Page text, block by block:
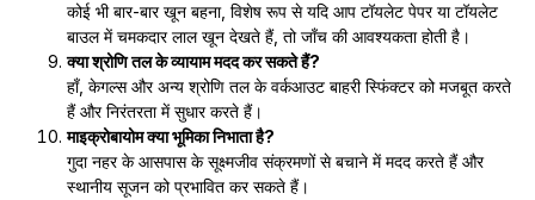
कोई भी बार-बार खून बहना, विशेष रूप से यदि आप टॉयलेट पेपर या टॉयलेट
बाउल में चमकदार लाल खून देखते हैं, तो जाँच की आवश्यकता होती है।
क्या श्रोणि तल के व्यायाम मदद कर सकते हैं?
हाँ, केगल्स और अन्य श्रोणि तल के वर्कआउट बाहरी स्फिंक्टर को मजबूत करते
हैं और निरंतरता में सुधार करते हैं।
माइक्रोबायोम क्या भूमिका निभाता है?
गुदा नहर के आसपास के सूक्ष्मजीव संक्रमणों से बचाने में मदद करते हैं और
स्थानीय सूजन को प्रभावित कर सकते हैं।